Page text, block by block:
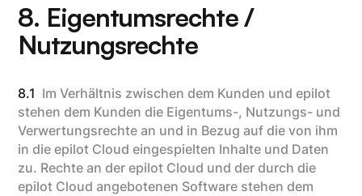
8. Eigentumsrechte /
Nutzungsrechte
8.1 Im Verhältnis zwischen dem Kunden und epilot
stehen dem Kunden die Eigentums-, Nutzungs- und
Verwertungsrechte an und in Bezug auf die von ihm
in die epilot Cloud eingespielten Inhalte und Daten
zu. Rechte an der epilot Cloud und der durch die
epilot Cloud angebotenen Software stehen dem